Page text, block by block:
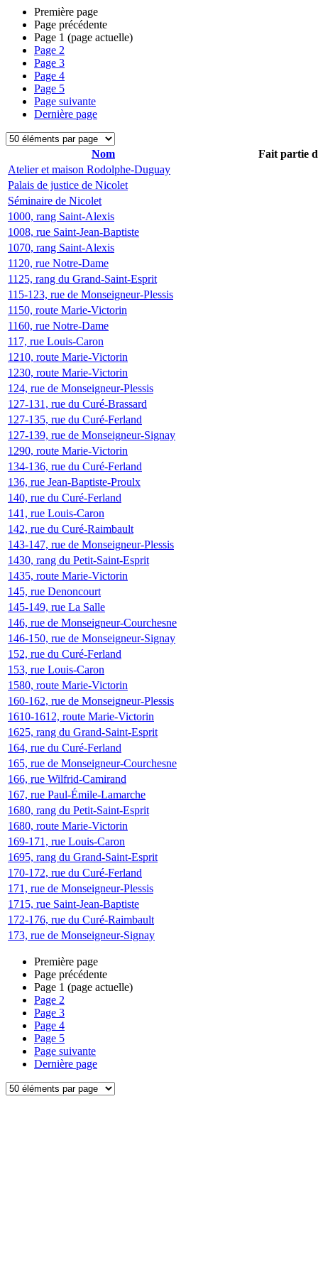
Première page
Page précédente
Page 1 (page actuelle)
Page 2
Page 3
Page 4
Page 5
Page suivante
Dernière page
Nom
Fait partie
Atelier et maison Rodolphe-Duguay
Palais de justice de Nicolet
Séminaire de Nicolet
1000, rang Saint-Alexis
1008, rue Saint-Jean-Baptiste
1070, rang Saint-Alexis
1120, rue Notre-Dame
1125, rang du Grand-Saint-Esprit
115-123, rue de Monseigneur-Plessis
1150, route Marie-Victorin
1160, rue Notre-Dame
117, rue Louis-Caron
1210, route Marie-Victorin
1230, route Marie-Victorin
124, rue de Monseigneur-Plessis
127-131, rue du Curé-Brassard
127-135, rue du Curé-Ferland
127-139, rue de Monseigneur-Signay
1290, route Marie-Victorin
134-136, rue du Curé-Ferland
136, rue Jean-Baptiste-Proulx
140, rue du Curé-Ferland
141, rue Louis-Caron
142, rue du Curé-Raimbault
143-147, rue de Monseigneur-Plessis
1430, rang du Petit-Saint-Esprit
1435, route Marie-Victorin
145, rue Denoncourt
145-149, rue La Salle
146, rue de Monseigneur-Courchesne
146-150, rue de Monseigneur-Signay
152, rue du Curé-Ferland
153, rue Louis-Caron
1580, route Marie-Victorin
160-162, rue de Monseigneur-Plessis
1610-1612, route Marie-Victorin
1625, rang du Grand-Saint-Esprit
164, rue du Curé-Ferland
165, rue de Monseigneur-Courchesne
166, rue Wilfrid-Camirand
167, rue Paul-Émile-Lamarche
1680, rang du Petit-Saint-Esprit
1680, route Marie-Victorin
169-171, rue Louis-Caron
1695, rang du Grand-Saint-Esprit
170-172, rue du Curé-Ferland
171, rue de Monseigneur-Plessis
1715, rue Saint-Jean-Baptiste
172-176, rue du Curé-Raimbault
173, rue de Monseigneur-Signay
Première page
Page précédente
Page 1 (page actuelle)
Page 2
Page 3
Page 4
Page 5
Page suivante
Dernière page